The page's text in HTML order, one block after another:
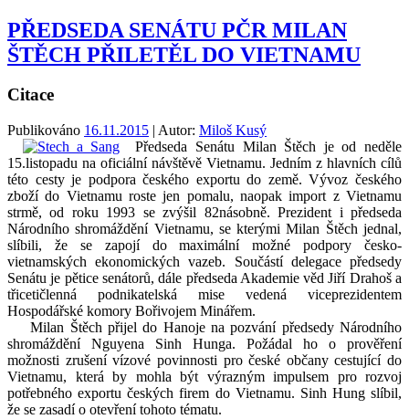
PŘEDSEDA SENÁTU PČR MILAN
ŠTĚCH PŘILETĚL DO VIETNAMU
Citace
Publikováno 16.11.2015 | Autor: Miloš Kusý
Předseda Senátu Milan Štěch je od neděle
15.listopadu na oficiální návštěvě Vietnamu. Jedním z hlavních cílů
této cesty je podpora českého exportu do země. Vývoz českého
zboží do Vietnamu roste jen pomalu, naopak import z Vietnamu
strmě, od roku 1993 se zvýšil 82násobně. Prezident i předseda
Národního shromáždění Vietnamu, se kterými Milan Štěch jednal,
slíbili, že se zapojí do maximální možné podpory česko-
vietnamských ekonomických vazeb. Součástí delegace předsedy
Senátu je pětice senátorů, dále předseda Akademie věd Jiří Drahoš a
třicetičlenná podnikatelská mise vedená viceprezidentem
Hospodářské komory Bořivojem Minářem.
Milan Štěch přijel do Hanoje na pozvání předsedy Národního
shromáždění Nguyena Sinh Hunga. Požádal ho o prověření
možnosti zrušení vízové povinnosti pro české občany cestující do
Vietnamu, která by mohla být výrazným impulsem pro rozvoj
potřebného exportu českých firem do Vietnamu. Sinh Hung slíbil,
že se zasadí o otevření tohoto tématu.